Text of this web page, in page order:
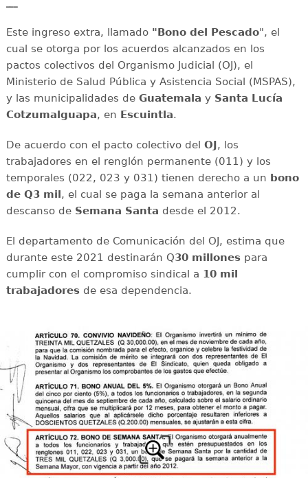
Este ingreso extra, llamado "Bono del Pescado", el
cual se otorga por los acuerdos alcanzados en los
pactos colectivos del Organismo Judicial (OJ), el
Ministerio de Salud Pública y Asistencia Social (MSPAS),
y las municipalidades de Guatemala y Santa Lucía
Cotzumalguapa, en Escuintla.
De acuerdo con el pacto colectivo del OJ, los
trabajadores en el renglón permanente (011) y los
temporales (022, 023 y 031) tienen derecho a un bono
de Q3 mil, el cual se paga la semana anterior al
descanso de Semana Santa desde el 2012.
El departamento de Comunicación del OJ, estima que
durante este 2021 destinarán Q30 millonespara
cumplir con el compromiso sindical a 10 mil
trabajadoresde esa dependencia.